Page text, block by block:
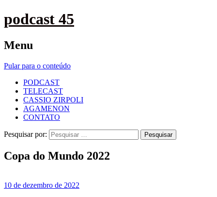
podcast 45
Menu
Pular para o conteúdo
PODCAST
TELECAST
CASSIO ZIRPOLI
AGAMENON
CONTATO
Pesquisar por:
Copa do Mundo 2022
10 de dezembro de 2022